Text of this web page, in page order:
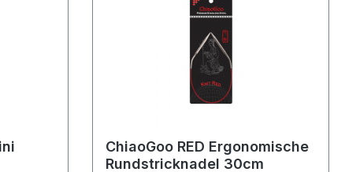
ChiaoGoo RED Ergonomische
Rundstricknadel 30cm